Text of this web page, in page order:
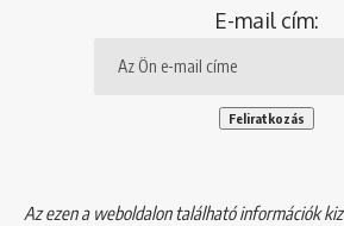
E-mail cím:
Az ezen a weboldalon található információk